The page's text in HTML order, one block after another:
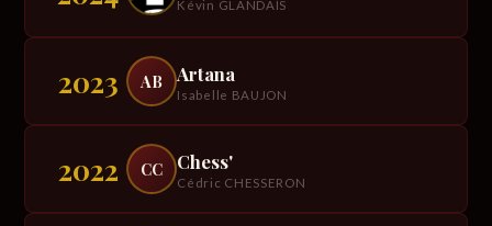
Kévin GLANDAIS
2023 AB Artana
Isabelle BAUJON
2022 CC Chess'
Cédric CHESSERON